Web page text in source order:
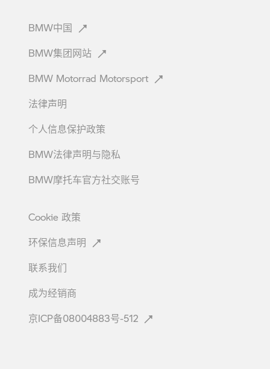
BMW中国
BMW集团网站
BMW Motorrad Motorsport
法律声明
个人信息保护政策
BMW法律声明与隐私
BMW摩托车官方社交账号
Cookie政策
环保信息声明
联系我们
成为经销商
京ICP备08004883号-512